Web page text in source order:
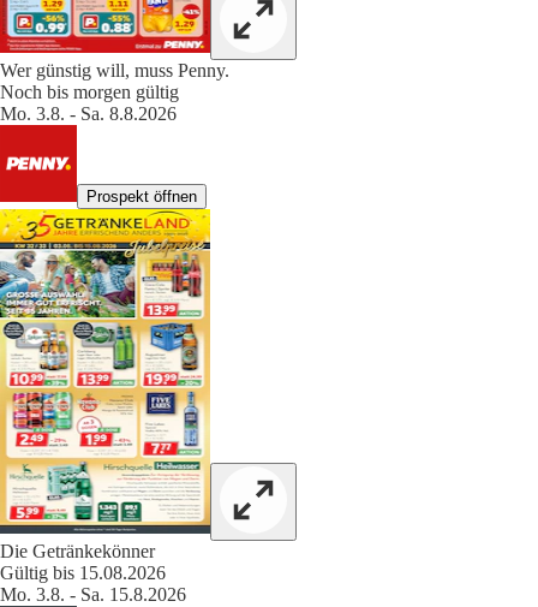
Wer günstig will, muss Penny.
Noch bis morgen gültig
Mo. 3.8. - Sa. 8.8.2026
Prospekt öffnen
Die Getränkekönner
Gültig bis 15.08.2026
Mo. 3.8. - Sa. 15.8.2026